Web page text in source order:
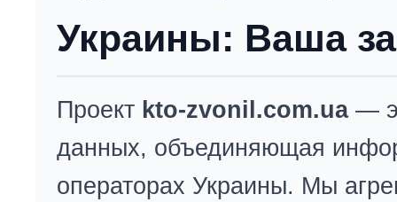
Украины: Ваша
Проект kto-zvonil.com.ua—
данных, объединяющая
операторах Украины. Мы